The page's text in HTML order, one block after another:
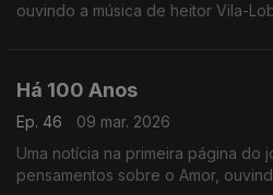
ouvindo a música de heitor Vila-
Há 100 Anos
Ep. 46
09 mar. 2026
Uma notícia na primeira página do
pensamentos sobre o Amor,